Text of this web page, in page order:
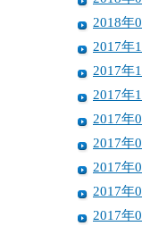
2018年
2017年
2017年
2017年
2017年
2017年
2017年
2017年
2017年